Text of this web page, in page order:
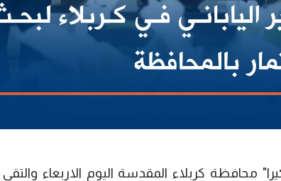
اكيرا" محافظة كربلاء المقدسة اليوم الاربعاء